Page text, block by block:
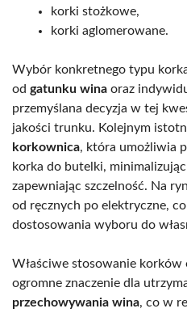
korki stożkowe,
korki aglomerowane.
Wybór konkretnego typu
od gatunku wina oraz
przemyślana decyzja w tej
jakości trunku. Kolejnym
korkownica, która umożliwia
korka do butelki,
zapewniając szczelność. Na
od ręcznych po elektryczne,
dostosowania wyboru do
Właściwe stosowanie korków
ogromne znaczenie dla
przechowywania wina, co w